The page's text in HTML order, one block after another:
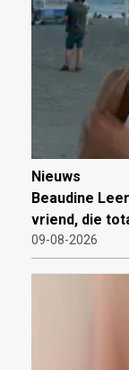
Nieuws
Beaudine
vriend, die
09-08-2026